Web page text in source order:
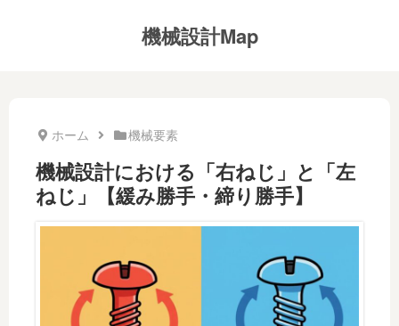
機械設計Map
ホーム 機械要素
機械設計における「右ねじ」と「左
ねじ」【緩み勝手・締り勝手】